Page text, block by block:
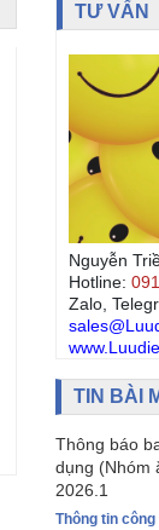
ẮC QUY LONG
Model: WPL7.2-
Đơn giá (VND):
TƯ VẤN
Nguyễn
Hotline:
Zalo,
TIN BÀI
Thông báo
dụng (Nhóm
2026.1
Thông tin công